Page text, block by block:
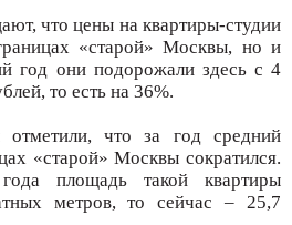
что цены на квартиры-студии
«старой» Москвы, но и
год они подорожали здесь с 4
то есть на 36%.
отметили, что за год средний
«старой» Москвы сократился.
площадь такой квартиры
метров, то сейчас – 25,7